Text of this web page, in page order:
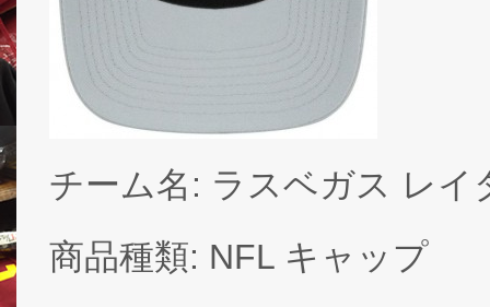
チーム名: ラスベガス レイ
商品種類: NFL キャップ